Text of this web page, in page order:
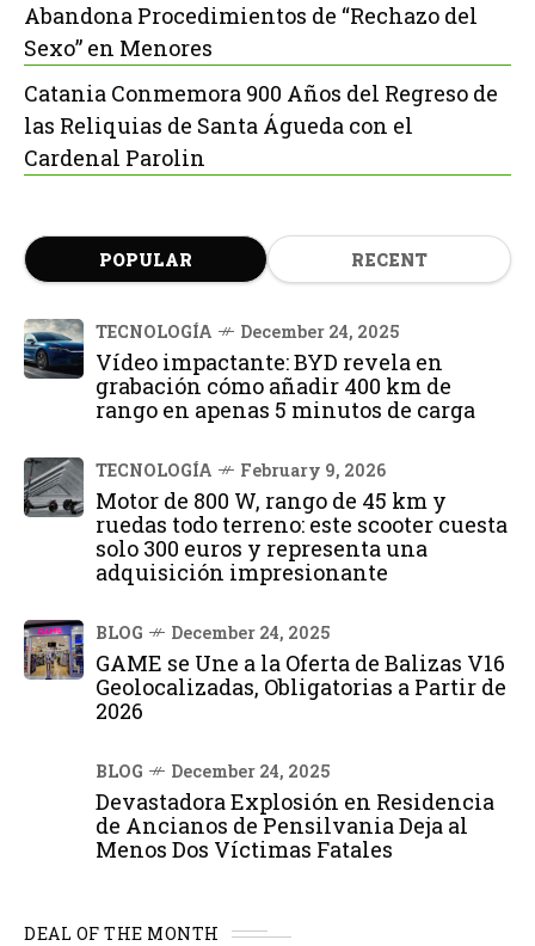
Abandona Procedimientos de “Rechazo del
Sexo” en Menores
Catania Conmemora 900 Años del Regreso de
las Reliquias de Santa Águeda con el
Cardenal Parolin
POPULAR RECENT
TECNOLOGÍA December 24, 2025
Vídeo impactante: BYD revela en
grabación cómo añadir 400 km de
rango en apenas 5 minutos de carga
TECNOLOGÍA February 9, 2026
Motor de 800 W, rango de 45 km y
ruedas todo terreno: este scooter cuesta
solo 300 euros y representa una
adquisición impresionante
BLOG December 24, 2025
GAME se Une a la Oferta de Balizas V16
Geolocalizadas, Obligatorias a Partir de
2026
BLOG December 24, 2025
Devastadora Explosión en Residencia
de Ancianos de Pensilvania Deja al
Menos Dos Víctimas Fatales
DEAL OF THE MONTH